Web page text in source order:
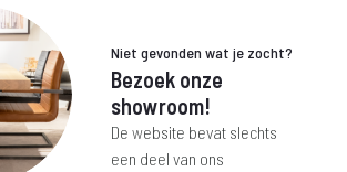
Niet gevonden wat je zocht?
Bezoek onze
showroom!
De website bevat slechts
een deel van ons